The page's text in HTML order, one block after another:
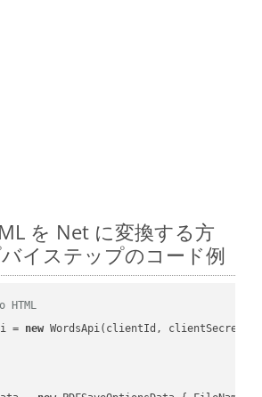
を Net に変換する方
イステップのコード例
HTML
= new WordsApi(clientId, clientSecret);